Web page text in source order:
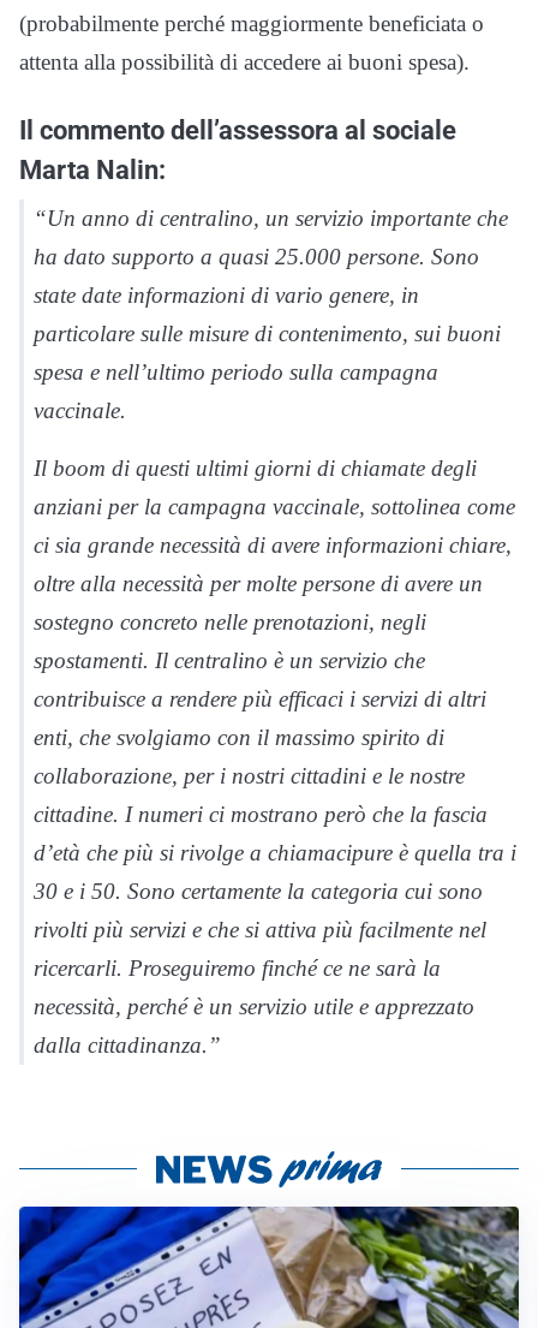
(probabilmente perché maggiormente beneficiata o
attenta alla possibilità di accedere ai buoni spesa).
Il commento dell’assessora al sociale
Marta Nalin:
“Un anno di centralino, un servizio importante che
ha dato supporto a quasi 25.000 persone. Sono
state date informazioni di vario genere, in
particolare sulle misure di contenimento, sui buoni
spesa e nell’ultimo periodo sulla campagna
vaccinale.
Il boom di questi ultimi giorni di chiamate degli
anziani per la campagna vaccinale, sottolinea come
ci sia grande necessità di avere informazioni chiare,
oltre alla necessità per molte persone di avere un
sostegno concreto nelle prenotazioni, negli
spostamenti. Il centralino è un servizio che
contribuisce a rendere più efficaci i servizi di altri
enti, che svolgiamo con il massimo spirito di
collaborazione, per i nostri cittadini e le nostre
cittadine. I numeri ci mostrano però che la fascia
d’età che più si rivolge a chiamacipure è quella tra i
30 e i 50. Sono certamente la categoria cui sono
rivolti più servizi e che si attiva più facilmente nel
ricercarli. Proseguiremo finché ce ne sarà la
necessità, perché è un servizio utile e apprezzato
dalla cittadinanza.”